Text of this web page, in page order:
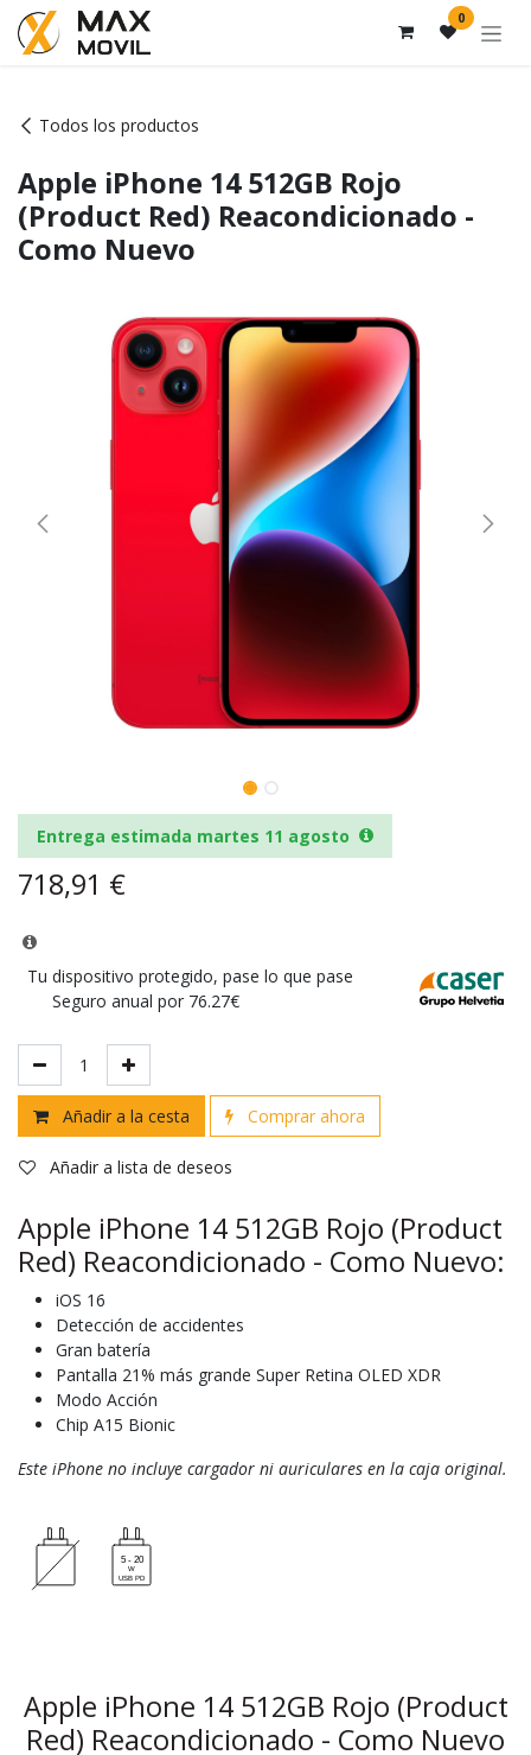
Ir al contenido 0
Todos los productos
Apple iPhone 14 512GB Rojo
(Product Red) Reacondicionado -
Como Nuevo
Entrega estimada martes 11 agosto
718,91 €
Tu dispositivo protegido, pase lo que pase
Seguro anual por 76.27€
Añadir a la cesta Comprar ahora
Añadir a lista de deseos
Apple iPhone 14 512GB Rojo (Product
Red) Reacondicionado - Como Nuevo:
iOS 16
Detección de accidentes
Gran batería
Pantalla 21% más grande Super Retina OLED XDR
Modo Acción
Chip A15 Bionic
Este iPhone no incluye cargador ni auriculares en la caja original.
Apple iPhone 14 512GB Rojo (Product
Red) Reacondicionado - Como Nuevo